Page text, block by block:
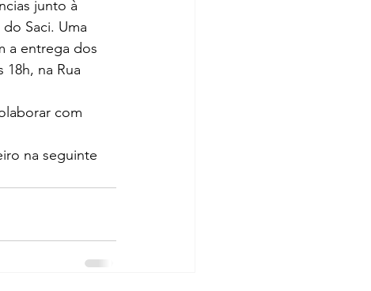
junto à
Saci. Uma
a entrega dos
na Rua
com
na seguinte